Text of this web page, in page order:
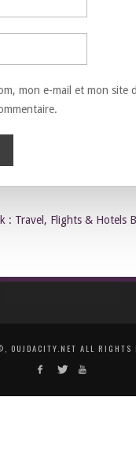
mon e-mail et mon site
: Travel, Flights & Hotels
OUJDACITY.NET ALL RIGHTS